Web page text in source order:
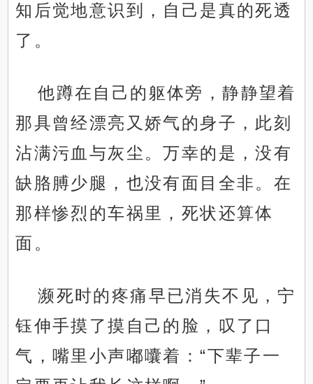
知后觉地意识到，自己是真的死透
了。
他蹲在自己的躯体旁，静静望着
那具曾经漂亮又娇气的身子，此刻
沾满污血与灰尘。万幸的是，没有
缺胳膊少腿，也没有面目全非。在
那样惨烈的车祸里，死状还算体
面。
濒死时的疼痛早已消失不见，宁
钰伸手摸了摸自己的脸，叹了口
气，嘴里小声嘟囔着：“下辈子一